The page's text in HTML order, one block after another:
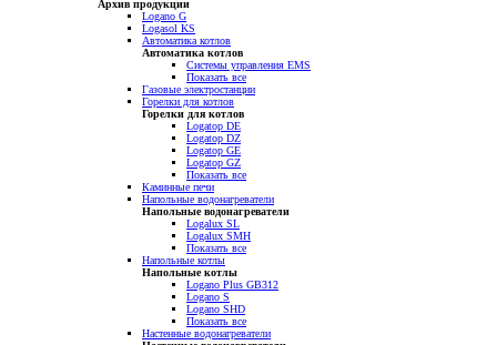
Архив продукции
Logano G
Logasol KS
Автоматика котлов
Автоматика котлов
Системы управления EMS
Показать все
Газовые электростанции
Горелки для котлов
Горелки для котлов
Logatop DE
Logatop DZ
Logatop GE
Logatop GZ
Показать все
Каминные печи
Напольные водонагреватели
Напольные водонагреватели
Logalux SL
Logalux SMH
Показать все
Напольные котлы
Напольные котлы
Logano Plus GB312
Logano S
Logano SHD
Показать все
Настенные водонагреватели